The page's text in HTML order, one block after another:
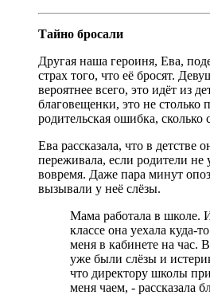
Тайно бросали
Другая наша героиня, Ева,
страх того, что её бросят.
вероятнее всего, это идёт из
благовещенки, это не столько
родительская ошибка, сколько
Ева рассказала, что в детстве
переживала, если родители не
вовремя. Даже пара минут
вызывали у неё слёзы.
Мама работала в школе.
классе она уехала куда-
меня в кабинете на час.
уже были слёзы и
что директору школы
меня чаем, - рассказала